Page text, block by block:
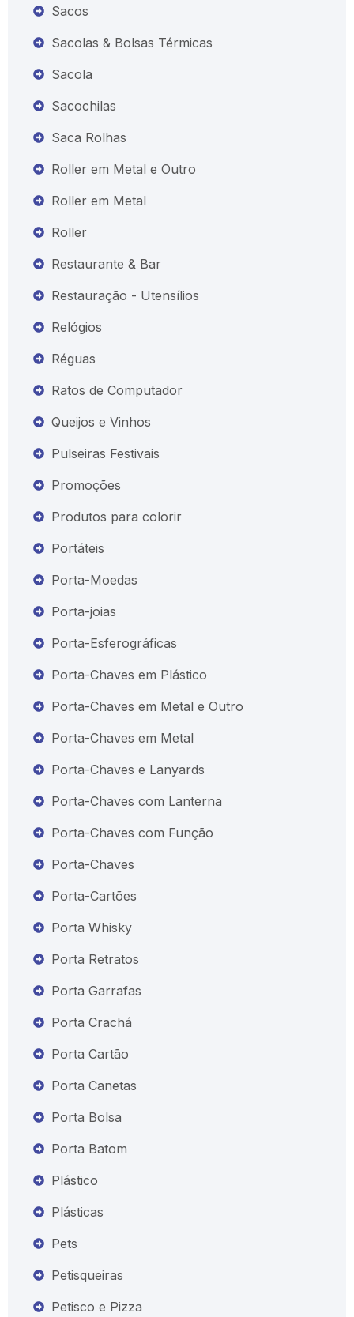
Sacos
Sacolas & Bolsas Térmicas
Sacola
Sacochilas
Saca Rolhas
Roller em Metal e Outro
Roller em Metal
Roller
Restaurante & Bar
Restauração - Utensílios
Relógios
Réguas
Ratos de Computador
Queijos e Vinhos
Pulseiras Festivais
Promoções
Produtos para colorir
Portáteis
Porta-Moedas
Porta-joias
Porta-Esferográficas
Porta-Chaves em Plástico
Porta-Chaves em Metal e Outro
Porta-Chaves em Metal
Porta-Chaves e Lanyards
Porta-Chaves com Lanterna
Porta-Chaves com Função
Porta-Chaves
Porta-Cartões
Porta Whisky
Porta Retratos
Porta Garrafas
Porta Crachá
Porta Cartão
Porta Canetas
Porta Bolsa
Porta Batom
Plástico
Plásticas
Pets
Petisqueiras
Petisco e Pizza